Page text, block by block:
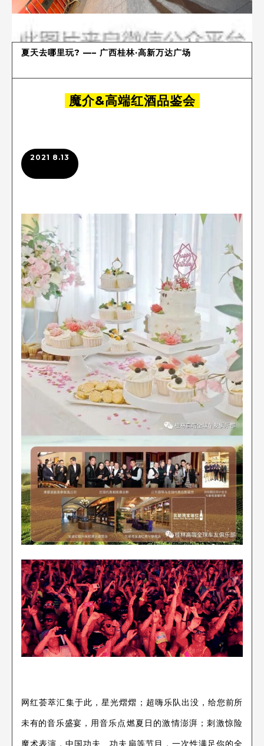
夏天去哪里玩? —– 广西桂林·高新万达广场
魔介&高端红酒品鉴会
2021 8.13
网红荟萃汇集于此，星光熠熠；超嗨乐队出没，给您前所
未有的音乐盛宴， 用音乐点燃夏日的激情澎湃；刺激惊险
魔术表演，中国功夫、功夫扇等节目，一次性满足你的全